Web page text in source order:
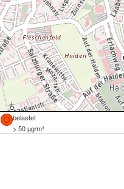
belastet
> 50 µg/m³